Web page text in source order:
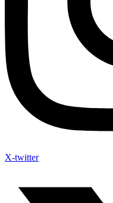
X-twitter